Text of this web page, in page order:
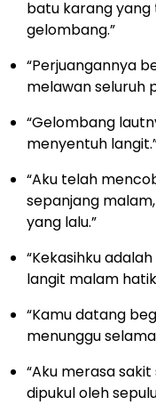
batu karang
gelombang.”
“Perjuangannya
melawan seluruh
“Gelombang
menyentuh
“Aku telah
sepanjang
yang lalu.”
“Kekasihku
langit malam
“Kamu datang
menunggu
“Aku merasa
dipukul oleh